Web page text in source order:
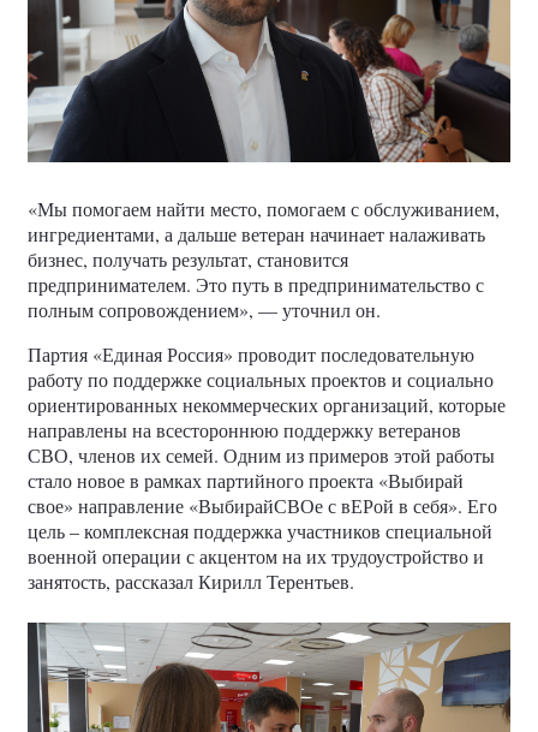
«Мы помогаем найти место, помогаем с обслуживанием,
ингредиентами, а дальше ветеран начинает налаживать
бизнес, получать результат, становится
предпринимателем. Это путь в предпринимательство с
полным сопровождением», — уточнил он.
Партия «Единая Россия» проводит последовательную
работу по поддержке социальных проектов и социально
ориентированных некоммерческих организаций, которые
направлены на всестороннюю поддержку ветеранов
СВО, членов их семей. Одним из примеров этой работы
стало новое в рамках партийного проекта «Выбирай
свое» направление «ВыбирайСВОе с вЕРой в себя». Его
цель – комплексная поддержка участников специальной
военной операции с акцентом на их трудоустройство и
занятость, рассказал Кирилл Терентьев.